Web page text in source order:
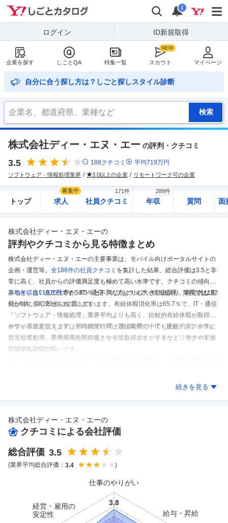
検索
通知
i
ログイン ID新規取得
企業を探す しごとQA 特集一覧 スカウト マイページ
自分に合う探し方は？しごと探しスタイル診断
株式会社ディー・エヌ・エー の評判・クチコミ
3.5 188クチコミ 平均719万円
ソフトウェア・情報処理業界 3.0以上の企業 リモートワーク可の企業
トップ 求人
募集中
社員クチコミ
171件
年収
289件
質問 面
株式会社ディー・エヌ・エーの
評判やクチコミから見る特徴まとめ
株式会社ディー・エヌ・エーの主要事業は、モバイル向けポータルサイトの
企画・運営等。 全188件の社員クチコミ を集計した結果、 総合評価は3.5と非
常に高く、社員からの評価満足度も極めて高い水準です。 クチコミの傾向を
みると、良い点の比率が58.5％と不満な点よりも大きく上回り、肯定的な意
見が特に多く寄せられています。
平均年収は719万円です。IT・通信「ソフトウェア・情報処理」業界では132
6社の内、第121位に位置しています。 有給休暇消化率は65.7％で、IT・通信
「ソフトウェア・情報処理」業界平均よりも高く、比較的有給休暇が取得し
やすい環境といえます。平均残業時間は20.0時間で、IT・通信「ソフトウェ
ア・情報処理」業界平均と同程度となっております。リモートワークの実施
率は100.0％です。
ホワイト企業度スコアは35/100で、IT・通信業界の中でも比較的高い水準に
位置しており、平均残業時間の短さや有給取得のしやすさなど、働きやすさ
に関する評価が高いです。
続きを見る
株式会社ディー・エヌ・エーの
クチコミによる会社評価
総合評価 3.5
(業界平均総合評価： 3.4 )
仕事のやりがい
給与・昇給
経営・雇用の
安定性